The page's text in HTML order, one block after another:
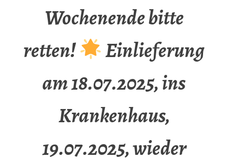
Wochenende bitte
retten!
Einlieferung
am 18.07.2025, ins
Krankenhaus,
19.07.2025, wieder